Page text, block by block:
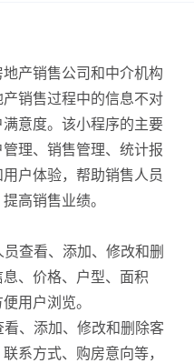
产销售公司和中介机构
销售过程中的信息不对
意度。该小程序的主要
理、销售管理、统计报
户体验，帮助销售人员
高销售业绩。
查看、添加、修改和删
、价格、户型、面积
用户浏览。
、添加、修改和删除客
系方式、购房意向等，